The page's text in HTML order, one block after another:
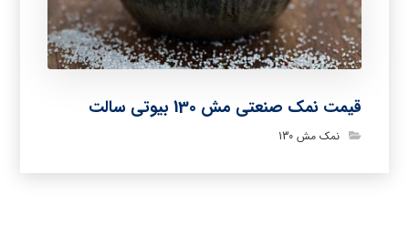
قیمت نمک صنعتی مش 130 بیوتی سالت
نمک مش 130